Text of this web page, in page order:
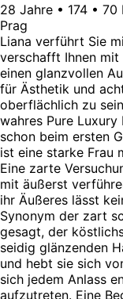
28 Jahre • 174 • 70
Prag
Liana verführt Sie
verschafft Ihnen
einen glanzvollen
für Ästhetik und
oberflächlich zu
wahres Pure
schon beim ersten
ist eine starke Frau
Eine zarte
mit äußerst
ihr Äußeres lässt
Synonym der zart
gesagt, der
seidig glänzenden
und hebt sie sich
sich jedem Anlass
aufzutreten. Eine